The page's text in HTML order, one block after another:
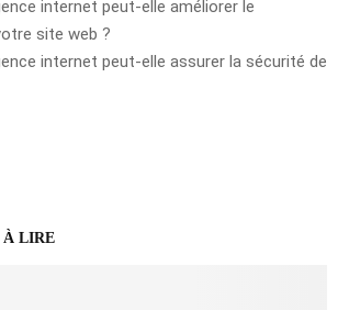
internet peut-elle améliorer le
site web ?
internet peut-elle assurer la sécurité de
À LIRE